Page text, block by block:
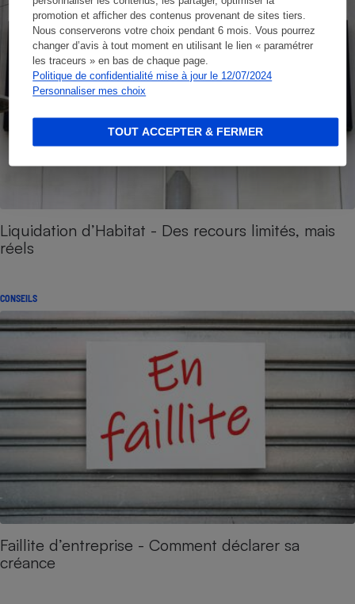
promotion et afficher des contenus provenant de sites tiers.
Nous conserverons votre choix pendant 6 mois. Vous pourrez
changer d’avis à tout moment en utilisant le lien « paramétrer
les traceurs » en bas de chaque page.
Politique de confidentialité mise à jour le 12/07/2024
Personnaliser mes choix
TOUT ACCEPTER & FERMER
Liquidation d’Habitat - Des recours limités, mais
réels
CONSEILS
Faillite d’entreprise - Comment déclarer sa
créance